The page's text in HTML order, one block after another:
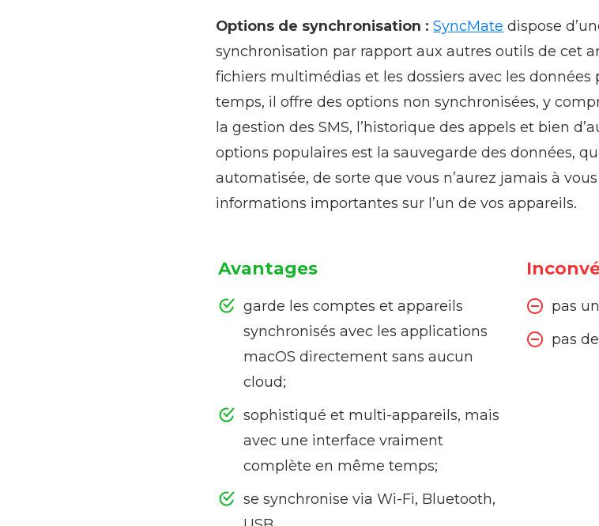
Options de synchronisation : SyncMate dispose
synchronisation par rapport aux autres outils de cet
fichiers multimédias et les dossiers avec les données
temps, il offre des options non synchronisées, y
la gestion des SMS, l’historique des appels et bien
options populaires est la sauvegarde des données,
automatisée, de sorte que vous n’aurez jamais à
informations importantes sur l’un de vos appareils.
Avantages
garde les comptes et appareils
synchronisés avec les applications
macOS directement sans aucun
cloud;
sophistiqué et multi-appareils, mais
avec une interface vraiment
complète en même temps;
se synchronise via Wi-Fi, Bluetooth,
pas
pas